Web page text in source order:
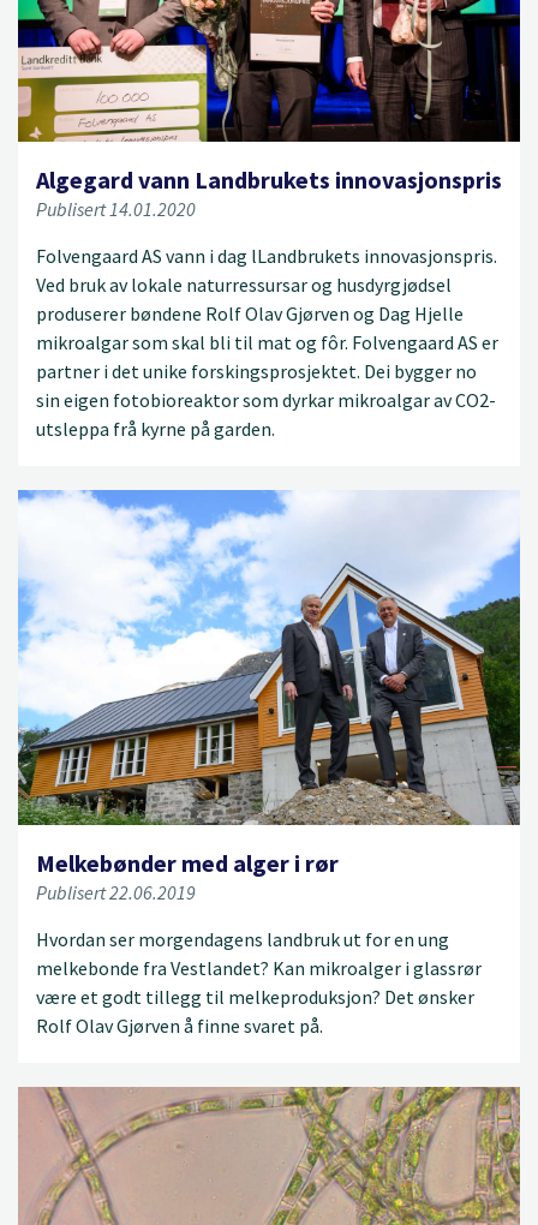
Algegard vann Landbrukets innovasjonspris
Publisert 14.01.2020
Folvengaard AS vann i dag lLandbrukets innovasjonspris.
Ved bruk av lokale naturressursar og husdyrgjødsel
produserer bøndene Rolf Olav Gjørven og Dag Hjelle
mikroalgar som skal bli til mat og fôr. Folvengaard AS er
partner i det unike forskingsprosjektet. Dei bygger no
sin eigen fotobioreaktor som dyrkar mikroalgar av CO2-
utsleppa frå kyrne på garden.
Melkebønder med alger i rør
Publisert 22.06.2019
Hvordan ser morgendagens landbruk ut for en ung
melkebonde fra Vestlandet? Kan mikroalger i glassrør
være et godt tillegg til melkeproduksjon? Det ønsker
Rolf Olav Gjørven å finne svaret på.